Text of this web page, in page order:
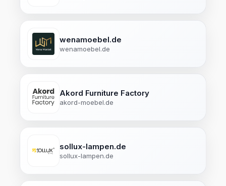
wenamoebel.de
wenamoebel.de
Akord Furniture Factory
akord-moebel.de
sollux-lampen.de
sollux-lampen.de